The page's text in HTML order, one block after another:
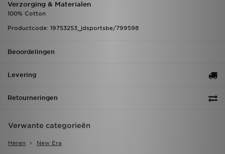
Verzorging & Materialen
100% Cotton
Productcode: 19753253_jdsportsbe/799598
Beoordelingen
Levering
Retourneringen
Verwante categorieën
Heren New Era